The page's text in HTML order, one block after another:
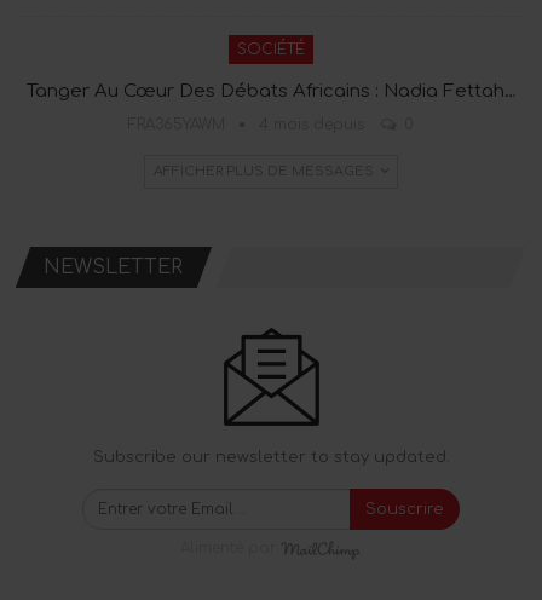
SOCIÉTÉ
Tanger Au Cœur Des Débats Africains : Nadia Fettah…
AFFICHER PLUS DE MESSAGES
NEWSLETTER
Subscribe our newsletter to stay updated.
Souscrire